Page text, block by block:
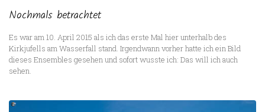
Nochmals betrachtet
Es war am 10. April 2015 als ich das erste Mal hier unterhalb des
Kirkjufells am Wasserfall stand. Irgendwann vorher hatte ich ein Bild
dieses Ensembles gesehen und sofort wusste ich: Das will ich auch
sehen.